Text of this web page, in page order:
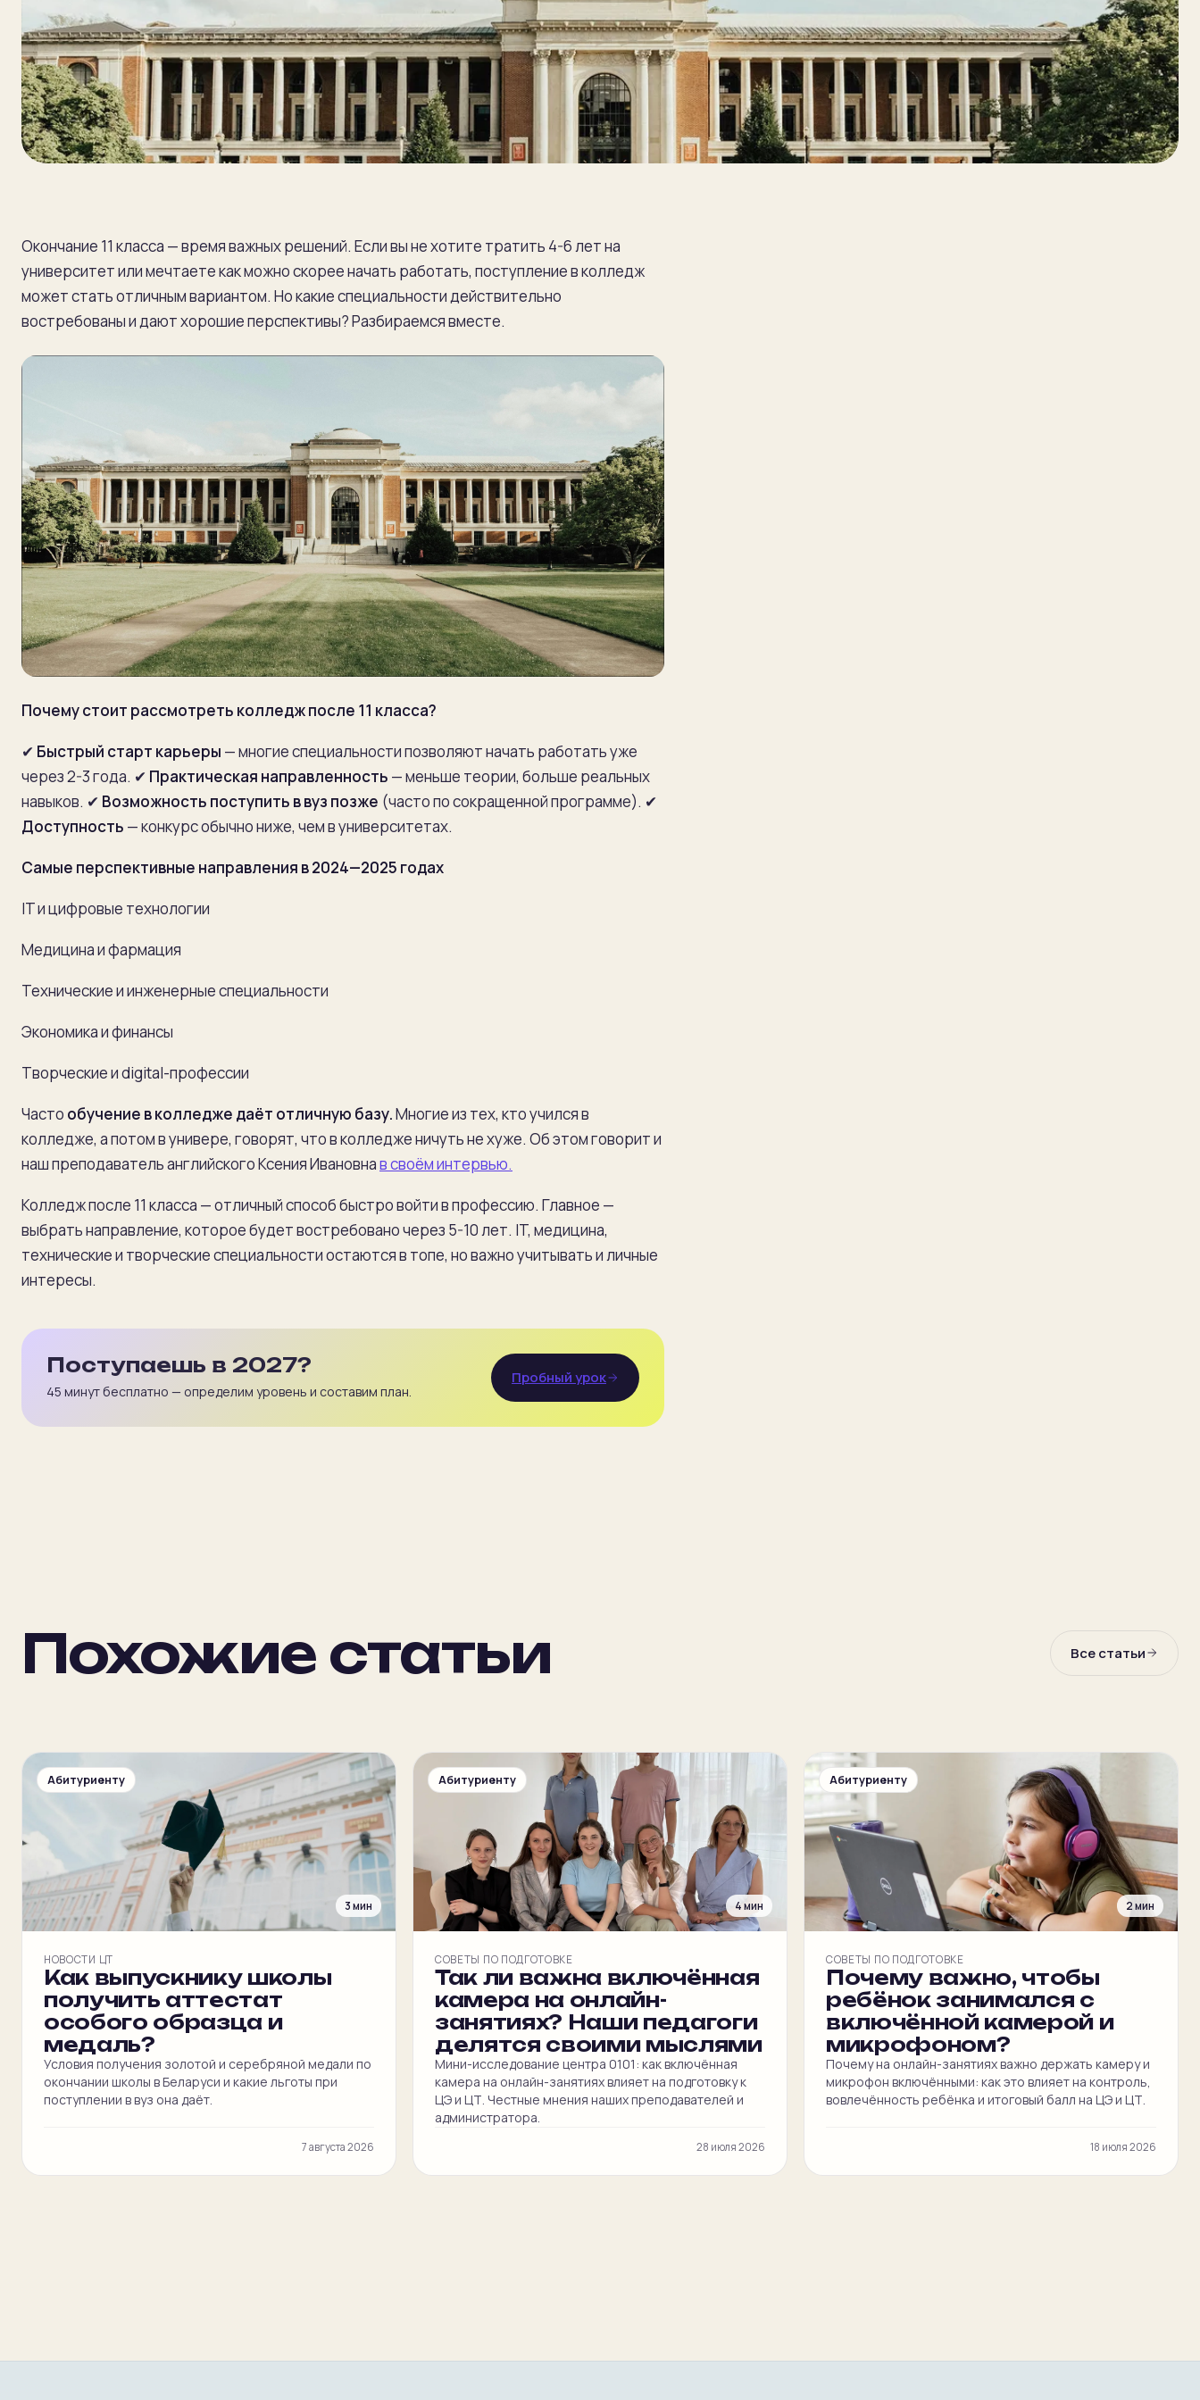
Окончание 11 класса — время важных решений. Если вы не хотите тратить 4-6 лет на
университет или мечтаете как можно скорее начать работать, поступление в колледж
может стать отличным вариантом. Но какие специальности действительно
востребованы и дают хорошие перспективы? Разбираемся вместе.
Почему стоит рассмотреть колледж после 11 класса?
✔ Быстрый старт карьеры — многие специальности позволяют начать работать уже
через 2-3 года. ✔ Практическая направленность — меньше теории, больше реальных
навыков. ✔ Возможность поступить в вуз позже (часто по сокращенной программе). ✔
Доступность — конкурс обычно ниже, чем в университетах.
Самые перспективные направления в 2024—2025 годах
IT и цифровые технологии
Медицина и фармация
Технические и инженерные специальности
Экономика и финансы
Творческие и digital-профессии
Часто обучение в колледже даёт отличную базу.Многие из тех, кто учился в
колледже, а потом в универе, говорят, что в колледже ничуть не хуже. Об этом говорит и
наш преподаватель английского Ксения Ивановнав своём интервью.
Колледж после 11 класса — отличный способ быстро войти в профессию. Главное —
выбрать направление, которое будет востребовано через 5-10 лет. IT, медицина,
технические и творческие специальности остаются в топе, но важно учитывать и личные
интересы.
Поступаешь в 2027?
45 минут бесплатно — определим уровень и составим план.
Пробный урок
Похожие статьи Все статьи
Абитуриенту
3 мин
НОВОСТИ ЦТ
Как выпускнику школы
получить аттестат
особого образца и
медаль?
Условия получения золотой и серебряной медали по
окончании школы в Беларуси и какие льготы при
поступлении в вуз она даёт.
7 августа 2026
Абитуриенту
4 мин
СОВЕТЫ ПО ПОДГОТОВКЕ
Так ли важна включённая
камера на онлайн-
занятиях? Наши педагоги
делятся своими мыслями
Мини-исследование центра 0101: как включённая
камера на онлайн-занятиях влияет на подготовку к
ЦЭ и ЦТ. Честные мнения наших преподавателей и
администратора.
28 июля 2026
Абитуриенту
2 мин
СОВЕТЫ ПО ПОДГОТОВКЕ
Почему важно, чтобы
ребёнок занимался с
включённой камерой и
микрофоном?
Почему на онлайн-занятиях важно держать камеру и
микрофон включёнными: как это влияет на контроль,
вовлечённость ребёнка и итоговый балл на ЦЭ и ЦТ.
18 июля 2026